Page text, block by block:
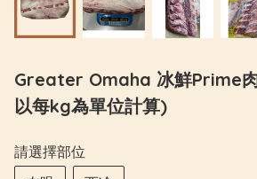
Greater Omaha 冰鮮Prime
以每kg為單位計算)
請選擇部位